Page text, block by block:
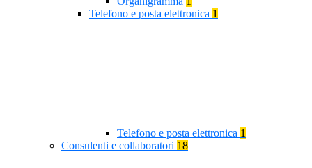
Telefono e posta elettronica 1
Telefono e posta elettronica 1
Consulenti e collaboratori 18